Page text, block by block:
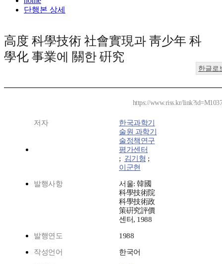
단행본 상세
高度 科學技術 社會實現과 靑少年 科
學化 事業에 關한 硏究
한글로
https://www.riss.kr/
저자
한국과학기
술원 과학기
술정책연구
평가센터
; 김기형 ;
이군현
발행사항
서울: 韓國
科學技術院
科學技術政
策硏究評價
센터, 1988
발행연도 1988
작성언어 한국어